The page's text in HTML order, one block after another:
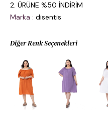
2. ÜRÜNE %50 İNDİRİM
Marka : disentis
Diğer Renk Seçenekleri